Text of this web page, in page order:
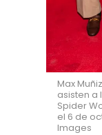
Max
asisten a
Spider
el 6 de
Images